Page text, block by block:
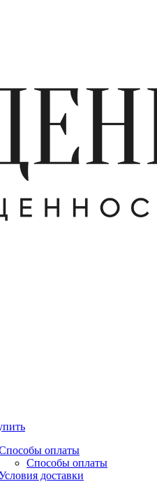
оплаты
Способы оплаты
доставки